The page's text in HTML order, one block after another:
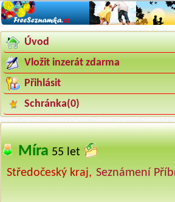
Úvod
Vložit inzerát zdarma
Přihlásit
Schránka(0)
Míra 55 let
Středočeský kraj, Seznámení